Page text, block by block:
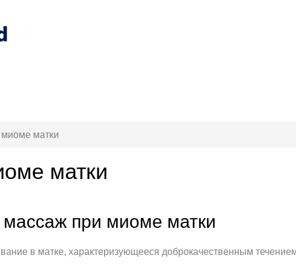
матки
матки
при миоме матки
в матке, характеризующееся доброкачественным